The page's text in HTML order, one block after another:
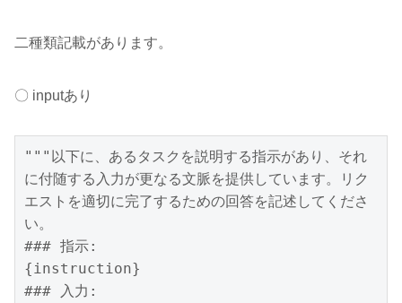
二種類記載があります。
〇 inputあり
"""以下に、あるタスクを説明する指示があり、それ
に付随する入力が更なる文脈を提供しています。リク
エストを適切に完了するための回答を記述してくださ
い。
### 指示:
{instruction}
### 入力: